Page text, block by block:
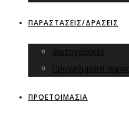
ΠΑΡΑΣΤΑΣΕΙΣ/ΔΡΑΣΕΙΣ
Φωτογραφίες
Προγράμματα
ΠΡΟΕΤΟΙΜΑΣΙΑ